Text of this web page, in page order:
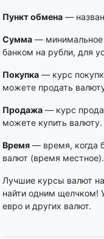
Пункт обмена —
Сумма — минимальное
банком на рубли, для
Покупка — курс
можете продать
Продажа — курс
можете купить валюту.
Время — время, когда
валют (время местное).
Лучшие курсы валют на
найти одним щелчком!
евро и других валют.